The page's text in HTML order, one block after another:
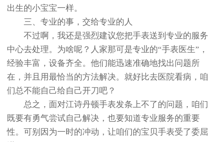
出生的小宝宝一样。
三、专业的事，交给专业的人
不过啊，我还是强烈建议您把手表送到专业的服务
中心去处理。为啥呢？人家那可是专业的“手表医生”，
经验丰富，设备齐全。他们能迅速准确地找出问题所
在，并且用最恰当的方法解决。就好比去医院看病，咱
们总不能自己给自己开刀吧？
总之，面对江诗丹顿手表发条上不了的问题，咱们
既要有勇气尝试自己解决，也要知道专业服务的重要
性。可别因为一时的冲动，让咱们的宝贝手表受了委屈